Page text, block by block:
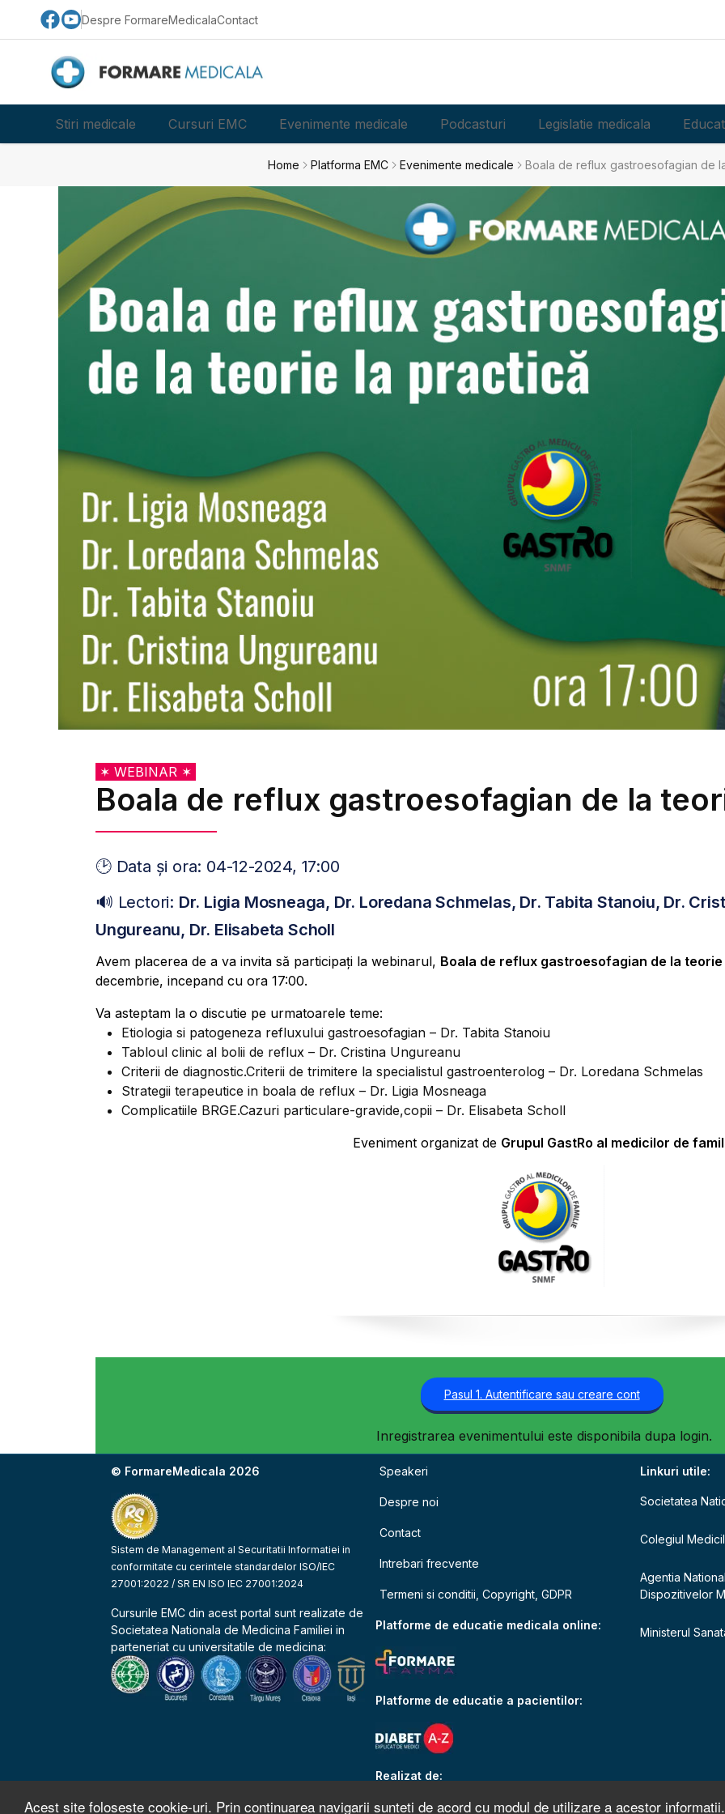
Acest site foloseste cookie-uri. Prin continuarea navigarii sunteti de acord cu modul de utilizare a acestor informatii.
Despre FormareMedicalaContact
Stiri medicale Cursuri EMC Evenimente medicale Podcasturi Legislatie medicala
Home Platforma EMC Evenimente medicale Boala de reflux gastroesofagian de
✶ WEBINAR ✶
Boala de reflux gastroesofagian de la
🕑 Data și ora: 04-12-2024, 17:00
🔊 Lectori: Dr. Ligia Mosneaga, Dr. Loredana Schmelas, Dr. Tabita Stanoiu, Dr.
Ungureanu, Dr. Elisabeta Scholl
Avem placerea de a va invita să participați la webinarul, Boala de reflux gastroesofagian de la
decembrie, incepand cu ora 17:00.
Va asteptam la o discutie pe urmatoarele teme:
Etiologia si patogeneza refluxului gastroesofagian – Dr. Tabita Stanoiu
Tabloul clinic al bolii de reflux – Dr. Cristina Ungureanu
Criterii de diagnostic.Criterii de trimitere la specialistul gastroenterolog – Dr. Loredana Schmelas
Strategii terapeutice in boala de reflux – Dr. Ligia Mosneaga
Complicatiile BRGE.Cazuri particulare-gravide,copii – Dr. Elisabeta Scholl
Eveniment organizat de Grupul GastRo al medicilor de
Pasul 1. Autentificare sau creare cont
Inregistrarea evenimentului este disponibila dupa login.
© FormareMedicala 2026
Sistem de Management al Securitatii Informatiei in
conformitate cu cerintele standardelor ISO/IEC
27001:2022 / SR EN ISO IEC 27001:2024
Cursurile EMC din acest portal sunt realizate de
Societatea Nationala de Medicina Familiei in
parteneriat cu universitatile de medicina:
Speakeri
Despre noi
Contact
Intrebari frecvente
Termeni si conditii, Copyright, GDPR
Platforme de educatie medicala online:
Platforme de educatie a pacientilor:
Realizat de:
Linkuri utile:
Societatea
Colegiul
Agentia
Dispozitivelor
Ministerul